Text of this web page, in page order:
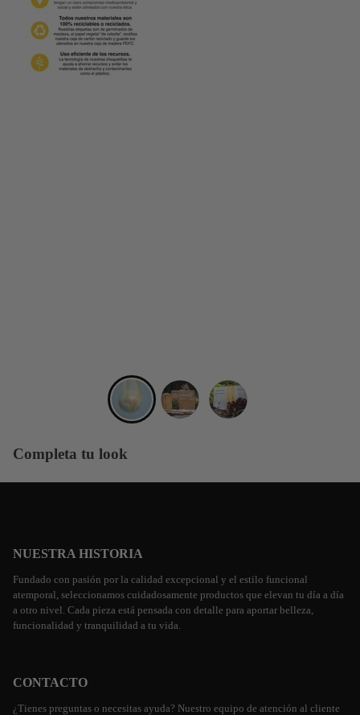
Completa tu look
NUESTRA HISTORIA
Fundado con pasión por la calidad excepcional y el estilo funcional
atemporal, seleccionamos cuidadosamente productos que elevan tu día a día
a otro nivel. Cada pieza está pensada con detalle para aportar belleza,
funcionalidad y tranquilidad a tu vida.
CONTACTO
¿Tienes preguntas o necesitas ayuda? Nuestro equipo de atención al cliente